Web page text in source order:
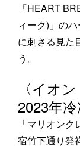
「HEART
ィーク)」の
に刺さる見た
う。
〈イオ
2023年
「マリオン
宿竹下通り発